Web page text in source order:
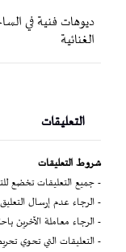
ديوهات فنية في
الغنائية
التعليقات
شروط التعليقات
- جميع التعليقات تخضع
- الرجاء عدم إرسال
- الرجاء معاملة الآخرين
- التعليقات التي تحوي